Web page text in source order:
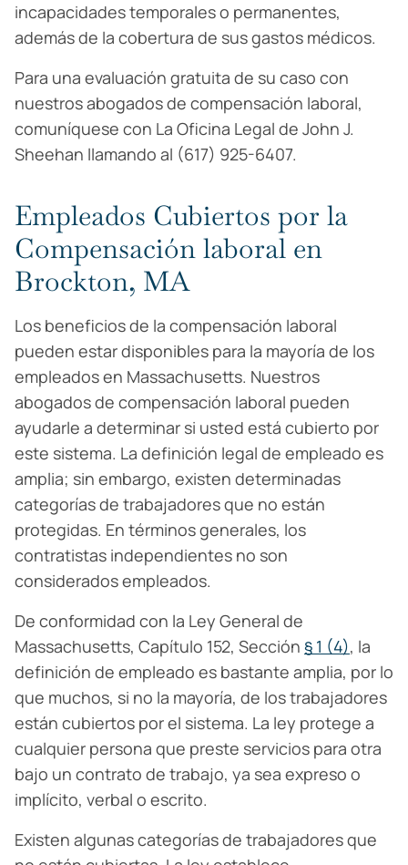
incapacidades temporales o permanentes,
además de la cobertura de sus gastos médicos.
Para una evaluación gratuita de su caso con
nuestros abogados de compensación laboral,
comuníquese con La Oficina Legal de John J.
Sheehan llamando al (617) 925-6407.
Empleados Cubiertos por la
Compensación laboral en
Brockton, MA
Los beneficios de la compensación laboral
pueden estar disponibles para la mayoría de los
empleados en Massachusetts. Nuestros
abogados de compensación laboral pueden
ayudarle a determinar si usted está cubierto por
este sistema. La definición legal de empleado es
amplia; sin embargo, existen determinadas
categorías de trabajadores que no están
protegidas. En términos generales, los
contratistas independientes no son
considerados empleados.
De conformidad con la Ley General de
Massachusetts, Capítulo 152, Sección § 1 (4), la
definición de empleado es bastante amplia, por lo
que muchos, si no la mayoría, de los trabajadores
están cubiertos por el sistema. La ley protege a
cualquier persona que preste servicios para otra
bajo un contrato de trabajo, ya sea expreso o
implícito, verbal o escrito.
Existen algunas categorías de trabajadores que